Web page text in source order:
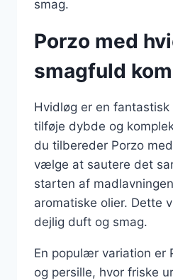
smag.
Porzo med
smagfuld
Hvidløg er en
tilføje dybde og
du tilbereder Porzo
vælge at sautere det
starten af
aromatiske olier. Dette
dejlig duft og smag.
En populær variation er
og persille, hvor friske